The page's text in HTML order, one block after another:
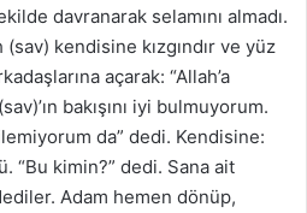
davranarak selamını almadı.
kendisine kızgındır ve yüz
açarak: “Allah’a
bakışını iyi bulmuyorum.
da” dedi. Kendisine:
“Bu kimin?” dedi. Sana ait
Adam hemen dönüp,